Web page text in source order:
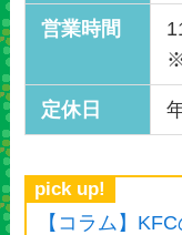
営業時間
定休日
pick up!
【コラム】